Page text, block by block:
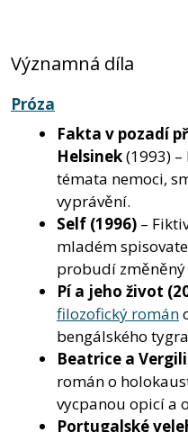
Významná díla
Próza
Fakta v pozadí
Helsinek(1993)
témata nemoci,
vyprávění.
Self (1996) –
mladém
probudí změněný
Pí a jeho život
filozofický román
bengálského
Beatrice a
román o
vycpanou opicí a
Portugalské